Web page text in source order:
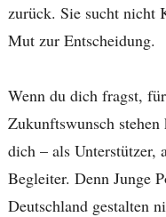
zurück. Sie sucht nicht
Mut zur Entscheidung.
Wenn du dich fragst,
Zukunftswunsch
dich – als Unterstützer,
Begleiter. Denn Junge
Deutschland gestalten